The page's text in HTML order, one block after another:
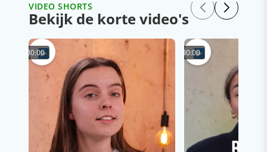
VIDEO SHORTS
Bekijk de korte video's
00:00 00:00